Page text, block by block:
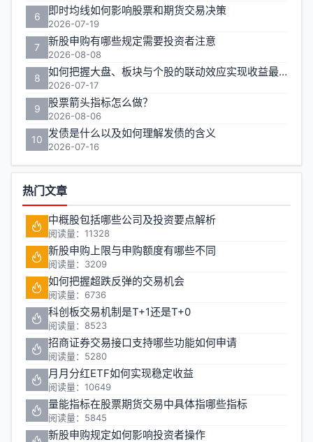
6 即时均线如何影响股票和期货交易决策
2026-07-19
7 新股申购有哪些规定需要投资者注意
2026-08-08
8 如何把握大盘、板块与个股的联动效应实现收益最大化？
2026-07-17
9 股票箭头指标怎么做？
2026-08-06
10 发债是什么以及如何理解发债的含义
2026-07-16
热门文章
中概股包括哪些公司及投资要点解析
阅读量：11328
新股申购上限与申购额度有哪些不同
阅读量：3209
如何把握超跌反弹的交易机会
阅读量：6736
科创板交易机制是T+1还是T+0
阅读量：8523
招商证券交易接口支持哪些功能如何申请
阅读量：5280
月月分红ETF如何实现稳定收益
阅读量：10649
量能指标在股票期货交易中具体指哪些指标
阅读量：5845
新股申购规定如何影响投资者操作